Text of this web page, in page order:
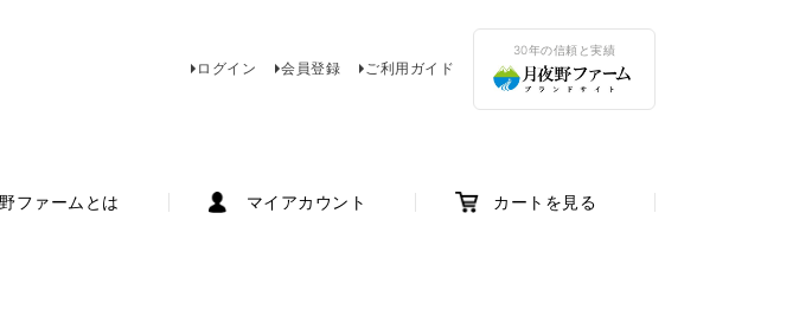
ログイン 会員登録 ご利用ガイド
30年の信頼と実績
ファームとは マイアカウント カートを見る